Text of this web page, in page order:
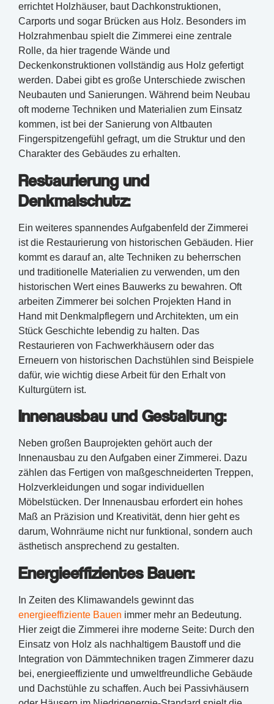
errichtet Holzhäuser, baut Dachkonstruktionen,
Carports und sogar Brücken aus Holz. Besonders im
Holzrahmenbau spielt die Zimmerei eine zentrale
Rolle, da hier tragende Wände und
Deckenkonstruktionen vollständig aus Holz gefertigt
werden. Dabei gibt es große Unterschiede zwischen
Neubauten und Sanierungen. Während beim Neubau
oft moderne Techniken und Materialien zum Einsatz
kommen, ist bei der Sanierung von Altbauten
Fingerspitzengefühl gefragt, um die Struktur und den
Charakter des Gebäudes zu erhalten.
Restaurierung und
Denkmalschutz:
Ein weiteres spannendes Aufgabenfeld der Zimmerei
ist die Restaurierung von historischen Gebäuden. Hier
kommt es darauf an, alte Techniken zu beherrschen
und traditionelle Materialien zu verwenden, um den
historischen Wert eines Bauwerks zu bewahren. Oft
arbeiten Zimmerer bei solchen Projekten Hand in
Hand mit Denkmalpflegern und Architekten, um ein
Stück Geschichte lebendig zu halten. Das
Restaurieren von Fachwerkhäusern oder das
Erneuern von historischen Dachstühlen sind Beispiele
dafür, wie wichtig diese Arbeit für den Erhalt von
Kulturgütern ist.
Innenausbau und Gestaltung:
Neben großen Bauprojekten gehört auch der
Innenausbau zu den Aufgaben einer Zimmerei. Dazu
zählen das Fertigen von maßgeschneiderten Treppen,
Holzverkleidungen und sogar individuellen
Möbelstücken. Der Innenausbau erfordert ein hohes
Maß an Präzision und Kreativität, denn hier geht es
darum, Wohnräume nicht nur funktional, sondern auch
ästhetisch ansprechend zu gestalten.
Energieeffizientes Bauen:
In Zeiten des Klimawandels gewinnt das
energieeffiziente Bauen immer mehr an Bedeutung.
Hier zeigt die Zimmerei ihre moderne Seite: Durch den
Einsatz von Holz als nachhaltigem Baustoff und die
Integration von Dämmtechniken tragen Zimmerer dazu
bei, energieeffiziente und umweltfreundliche Gebäude
und Dachstühle zu schaffen. Auch bei Passivhäusern